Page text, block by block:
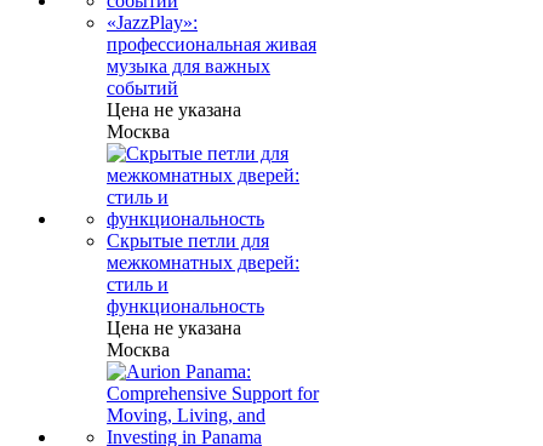
«JazzPlay»:
профессиональная живая
музыка для важных
событий
Цена не указана
Москва
Скрытые петли для
межкомнатных дверей:
стиль и
функциональность
Цена не указана
Москва